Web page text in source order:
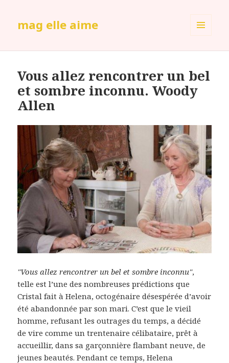
mag elle aime
Vous allez rencontrer un bel
et sombre inconnu. Woody
Allen
"Vous allez rencontrer un bel et sombre inconnu",
telle est l’une des nombreuses prédictions que
Cristal fait à Helena, octogénaire désespérée d’avoir
été abandonnée par son mari. C’est que le vieil
homme, refusant les outrages du temps, a décidé
de vire comme un trentenaire célibataire, prêt à
accueillir, dans sa garçonnière flambant neuve, de
jeunes beautés. Pendant ce temps, Helena